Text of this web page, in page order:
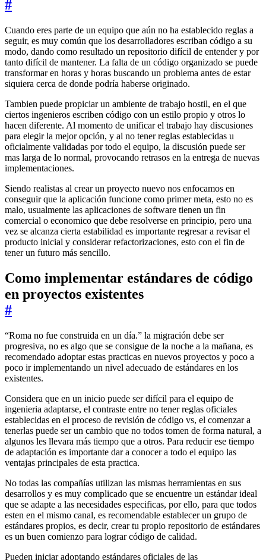
#
Cuando eres parte de un equipo que aún no ha establecido reglas a
seguir, es muy común que los desarrolladores escriban código a su
modo, dando como resultado un repositorio difícil de entender y por
tanto difícil de mantener. La falta de un código organizado se puede
transformar en horas y horas buscando un problema antes de estar
siquiera cerca de donde podría haberse originado.
Tambien puede propiciar un ambiente de trabajo hostil, en el que
ciertos ingenieros escriben código con un estilo propio y otros lo
hacen diferente. Al momento de unificar el trabajo hay discusiones
para elegir la mejor opción, y al no tener reglas establecidas u
oficialmente validadas por todo el equipo, la discusión puede ser
mas larga de lo normal, provocando retrasos en la entrega de nuevas
implementaciones.
Siendo realistas al crear un proyecto nuevo nos enfocamos en
conseguir que la aplicación funcione como primer meta, esto no es
malo, usualmente las aplicaciones de software tienen un fin
comercial o economico que debe resolverse en principio, pero una
vez se alcanza cierta estabilidad es importante regresar a revisar el
producto inicial y considerar refactorizaciones, esto con el fin de
tener un futuro más sencillo.
Como implementar estándares de código
en proyectos existentes
#
“Roma no fue construida en un día.” la migración debe ser
progresiva, no es algo que se consigue de la noche a la mañana, es
recomendado adoptar estas practicas en nuevos proyectos y poco a
poco ir implementando un nivel adecuado de estándares en los
existentes.
Considera que en un inicio puede ser difícil para el equipo de
ingenieria adaptarse, el contraste entre no tener reglas oficiales
establecidas en el proceso de revisión de código vs, el comenzar a
tenerlas puede ser un cambio que no todos tomen de forma natural, a
algunos les llevara más tiempo que a otros. Para reducir ese tiempo
de adaptación es importante dar a conocer a todo el equipo las
ventajas principales de esta practica.
No todas las compañías utilizan las mismas herramientas en sus
desarrollos y es muy complicado que se encuentre un estándar ideal
que se adapte a las necesidades especificas, por ello, para que todos
esten en el mismo canal, es recomendable establecer un grupo de
estándares propios, es decir, crear tu propio repositorio de estándares
es un buen comienzo para lograr código de calidad.
Pueden iniciar adoptando estándares oficiales de las